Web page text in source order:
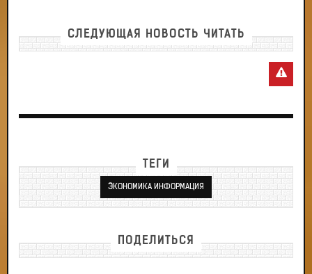
СЛЕДУЮЩАЯ НОВОСТЬ ЧИТАТЬ
ТЕГИ
ЭКОНОМИКА ИНФОРМАЦИЯ
ПОДЕЛИТЬСЯ